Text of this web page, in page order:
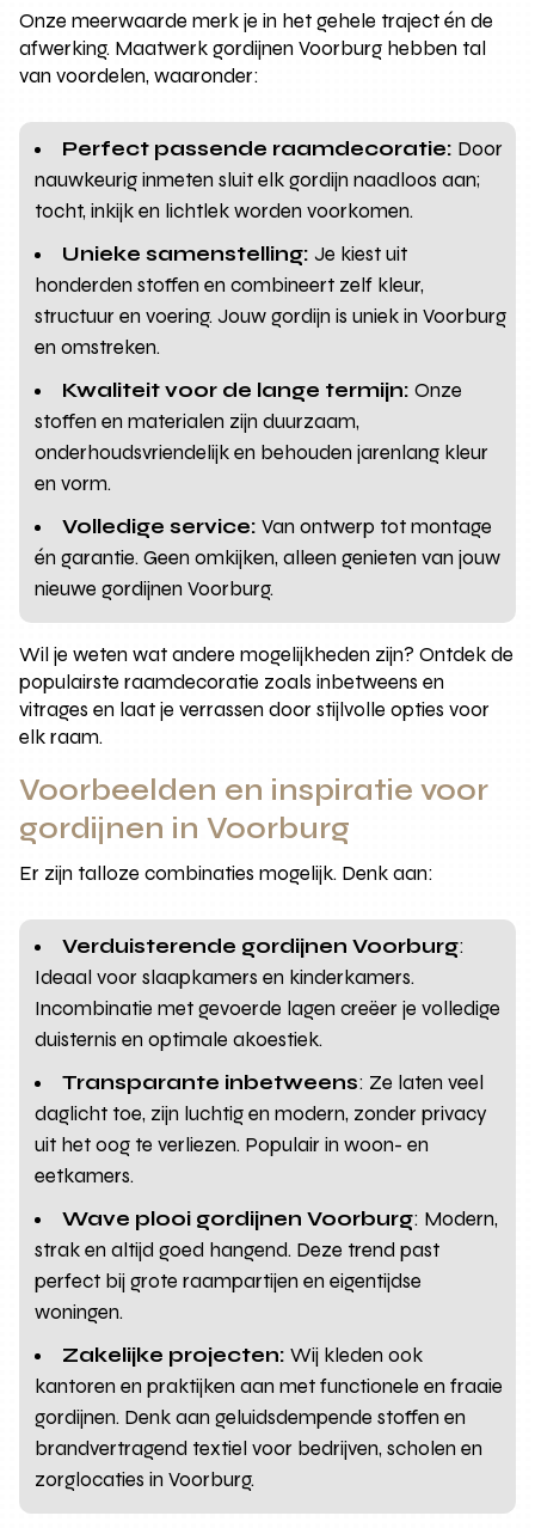
Onze meerwaarde merk je in het gehele traject én de
afwerking. Maatwerk gordijnen Voorburg hebben tal
van voordelen, waaronder:
Perfect passende raamdecoratie: Door
nauwkeurig inmeten sluit elk gordijn naadloos aan;
tocht, inkijk en lichtlek worden voorkomen.
Unieke samenstelling: Je kiest uit
honderden stoffen en combineert zelf kleur,
structuur en voering. Jouw gordijn is uniek in Voorburg
en omstreken.
Kwaliteit voor de lange termijn: Onze
stoffen en materialen zijn duurzaam,
onderhoudsvriendelijk en behouden jarenlang kleur
en vorm.
Volledige service: Van ontwerp tot montage
én garantie. Geen omkijken, alleen genieten van jouw
nieuwe gordijnen Voorburg.
Wil je weten wat andere mogelijkheden zijn? Ontdek de
populairste raamdecoratie zoals inbetweens en
vitrages en laat je verrassen door stijlvolle opties voor
elk raam.
Voorbeelden en inspiratie voor
gordijnen in Voorburg
Er zijn talloze combinaties mogelijk. Denk aan:
Verduisterende gordijnen Voorburg:
Ideaal voor slaapkamers en kinderkamers.
Incombinatie met gevoerde lagen creëer je volledige
duisternis en optimale akoestiek.
Transparante inbetweens: Ze laten veel
daglicht toe, zijn luchtig en modern, zonder privacy
uit het oog te verliezen. Populair in woon- en
eetkamers.
Wave plooi gordijnen Voorburg: Modern,
strak en altijd goed hangend. Deze trend past
perfect bij grote raampartijen en eigentijdse
woningen.
Zakelijke projecten: Wij kleden ook
kantoren en praktijken aan met functionele en fraaie
gordijnen. Denk aan geluidsdempende stoffen en
brandvertragend textiel voor bedrijven, scholen en
zorglocaties in Voorburg.